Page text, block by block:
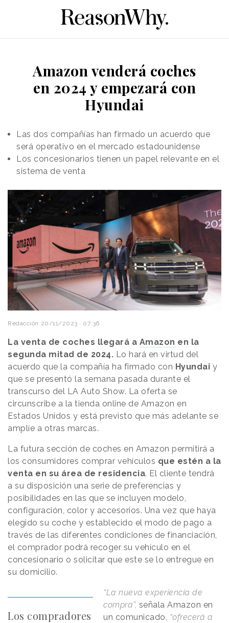
Amazon venderá coches
en 2024 y empezará con
Hyundai
Las dos compañías han firmado un acuerdo que
será operativo en el mercado estadounidense
Los concesionarios tienen un papel relevante en el
sistema de venta
Redacción 20/11/2023 · 07:36
La venta de coches llegará a Amazon en la
segunda mitad de 2024. Lo hará en virtud del
acuerdo que la compañía ha firmado con Hyundai y
que se presentó la semana pasada durante el
transcurso del LA Auto Show. La oferta se
circunscribe a la tienda online de Amazon en
Estados Unidos y está previsto que más adelante se
amplíe a otras marcas.
La futura sección de coches en Amazon permitirá a
los consumidores comprar vehículos que estén a la
venta en su área de residencia. El cliente tendrá
a su disposición una serie de preferencias y
posibilidades en las que se incluyen modelo,
configuración, color y accesorios. Una vez que haya
elegido su coche y establecido el modo de pago a
través de las diferentes condiciones de financiación,
el comprador podrá recoger su vehículo en el
concesionario o solicitar que este se lo entregue en
su domicilio.
Los compradores
“La nueva experiencia de
compra”, señala Amazon en
un comunicado, “ofrecerá a